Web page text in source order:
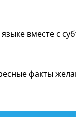
языке вместе с
факты